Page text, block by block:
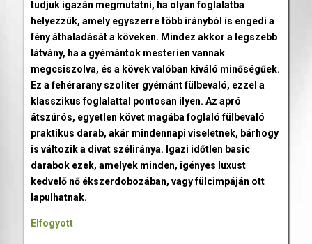
tudjuk igazán megmutatni, ha olyan foglalatba
helyezzük, amely egyszerre több irányból is engedi a
fény áthaladását a köveken. Mindez akkor a legszebb
látvány, ha a gyémántok mesterien vannak
megcsiszolva, és a kövek valóban kiváló minőségűek.
Ez a fehérarany szoliter gyémánt fülbevaló, ezzel a
klasszikus foglalattal pontosan ilyen. Az apró
átszúrós, egyetlen követ magába foglaló fülbevaló
praktikus darab, akár mindennapi viseletnek, bárhogy
is változik a divat széliránya. Igazi időtlen basic
darabok ezek, amelyek minden, igényes luxust
kedvelő nő ékszerdobozában, vagy fülcimpáján ott
lapulhatnak.
Elfogyott